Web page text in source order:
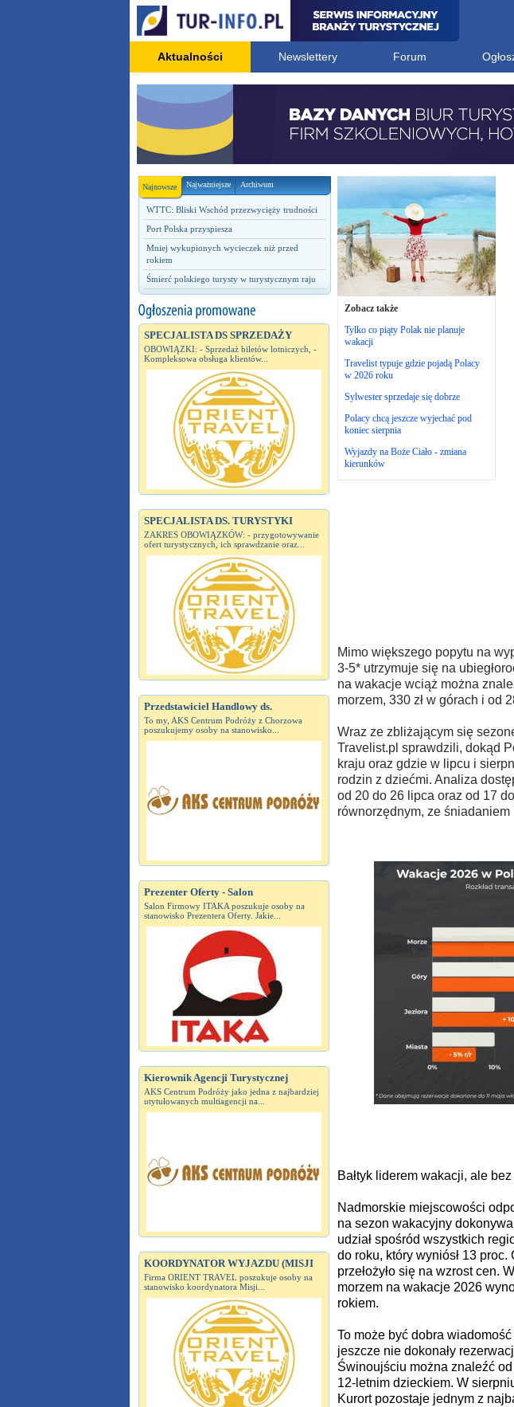
Aktualności Newslettery Forum
Najnowsze Najważniejsze Archiwum
WTTC: Bliski Wschód przezwycięży trudności
Port Polska przyspiesza
Mniej wykupionych wycieczek niż przed
rokiem
Śmierć polskiego turysty w turystycznym raju
SPECJALISTA DS SPRZEDAŻY
OBOWIĄZKI: - Sprzedaż biletów lotniczych, -
Kompleksowa obsługa klientów...
SPECJALISTA DS. TURYSTYKI
ZAKRES OBOWIĄZKÓW: - przygotowywanie
ofert turystycznych, ich sprawdzanie oraz...
Przedstawiciel Handlowy ds.
To my, AKS Centrum Podróży z Chorzowa
poszukujemy osoby na stanowisko...
Prezenter Oferty - Salon
Salon Firmowy ITAKA poszukuje osoby na
stanowisko Prezentera Oferty. Jakie...
Kierownik Agencji Turystycznej
AKS Centrum Podróży jako jedna z najbardziej
utytułowanych multiagencji na...
KOORDYNATOR WYJAZDU (MISJI
Firma ORIENT TRAVEL poszukuje osoby na
stanowisko koordynatora Misji...
Zobacz także
Tylko co piąty Polak nie planuje
wakacji
Travelist typuje gdzie pojadą Polacy
w 2026 roku
Sylwester sprzedaje się dobrze
Polacy chcą jeszcze wyjechać pod
koniec sierpnia
Wyjazdy na Boże Ciało - zmiana
kierunków
Mimo większego popytu na
3-5* utrzymuje się na
na wakacje wciąż można
morzem, 330 zł w górach i od
Wraz ze zbliżającym się
Travelist.pl sprawdzili, dokąd
kraju oraz gdzie w lipcu i
rodzin z dziećmi. Analiza
od 20 do 26 lipca oraz od 17
równorzędnym, ze
Bałtyk liderem wakacji, ale
Nadmorskie miejscowości
na sezon wakacyjny
udział spośród wszystkich
do roku, który wyniósł 13
przełożyło się na wzrost cen.
morzem na wakacje 2026
rokiem.
To może być dobra
jeszcze nie dokonały
Świnoujściu można znaleźć od
12-letnim dzieckiem. W
Kurort pozostaje jednym z